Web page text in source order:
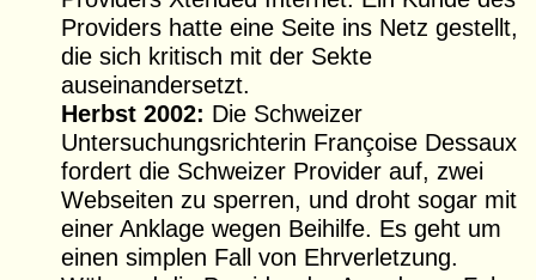
Providers hatte eine Seite ins Netz gestellt,
die sich kritisch mit der Sekte
auseinandersetzt.
Herbst 2002: Die Schweizer
Untersuchungsrichterin Françoise Dessaux
fordert die Schweizer Provider auf, zwei
Webseiten zu sperren, und droht sogar mit
einer Anklage wegen Beihilfe. Es geht um
einen simplen Fall von Ehrverletzung.